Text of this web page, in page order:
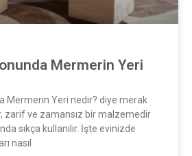
Mermerin Yeri
Mermerin Yeri nedir? diye merak
zarif ve zamansız bir malzemedir
sıkça kullanılır. İşte evinizde
nasıl